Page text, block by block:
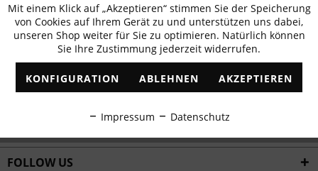
E-MAIL
Noch Fragen? Unser Kundenservice hilft Ihnen gerne!
Schreiben Sie eine Nachricht an:
FOLLOW US
Funktionale Aktiv
Marketing Inaktiv
Tracking Inaktiv
Personalisierung Inaktiv
Mit einem Klick auf „Akzeptieren“ stimmen Sie der Speicherung
von Cookies auf Ihrem Gerät zu und unterstützen uns dabei,
unseren Shop weiter für Sie zu optimieren. Natürlich können
Sie Ihre Zustimmung jederzeit widerrufen.
KONFIGURATION ABLEHNEN AKZEPTIEREN
Impressum Datenschutz